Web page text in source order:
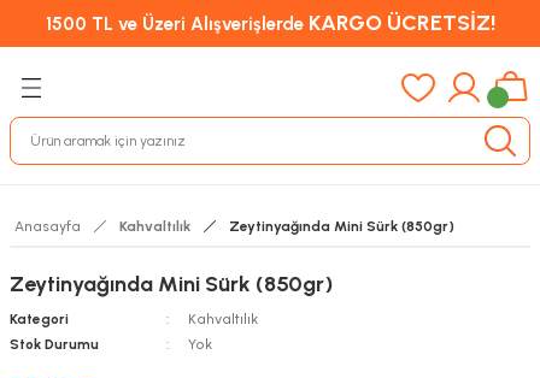
1500 TL ve Üzeri Alışverişlerde KARGO ÜCRETSİZ!
Anasayfa Kahvaltılık Zeytinyağında Mini Sürk (850gr)
Zeytinyağında Mini Sürk (850gr)
Kategori
Kahvaltılık
Stok Durumu
Yok